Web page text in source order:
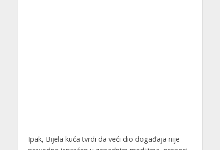
Ipak, Bijela kuća tvrdi da veći dio događaja nije